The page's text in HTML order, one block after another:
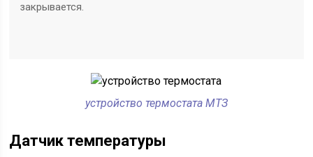
закрывается.
устройство термостата МТЗ
Датчик температуры